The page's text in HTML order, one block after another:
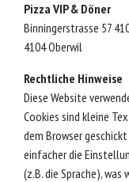
Pizza VIP & Döner
Binningerstrasse 57
4104 Oberwil
Rechtliche Hinweise
Diese Website
Cookies sind kleine
dem Browser
einfacher die
(z.B. die Sprache),